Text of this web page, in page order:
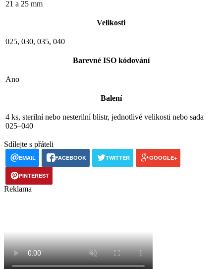
21 a 25 mm
Velikosti
025, 030, 035, 040
Barevné ISO kódování
Ano
Balení
4 ks, sterilní nebo nesterilní blistr, jednotlivé velikosti nebo sada
025–040
Sdílejte s přáteli
EMAIL FACEBOOK TWITTER GOOGLE+
PINTEREST
Reklama